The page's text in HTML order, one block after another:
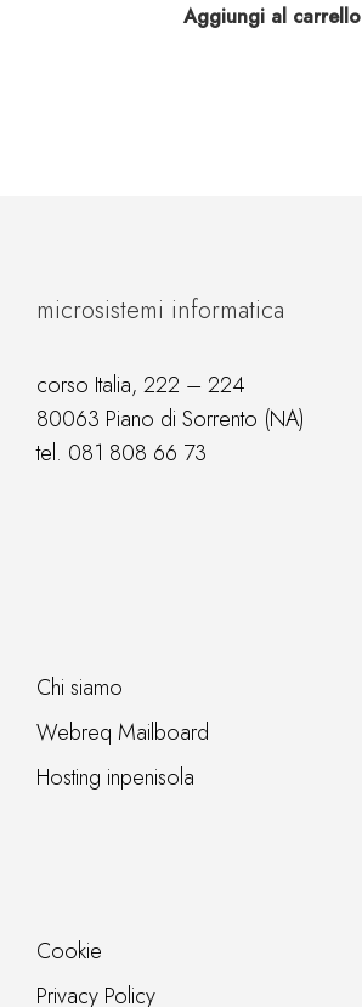
Aggiungi al carrello
microsistemi informatica
corso Italia, 222 – 224
80063 Piano di Sorrento (NA)
tel. 081 808 66 73
Chi siamo
Webreq Mailboard
Hosting inpenisola
Cookie
Privacy Policy